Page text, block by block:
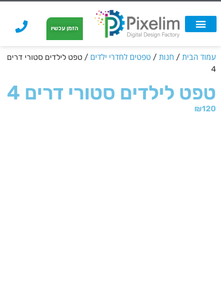
הזמן עכשיו
עמוד הבית / חנות / טפטים לחדרי ילדים / טפט לילדים סטורי דרים
4
טפט לילדים סטורי דרים 4
₪120